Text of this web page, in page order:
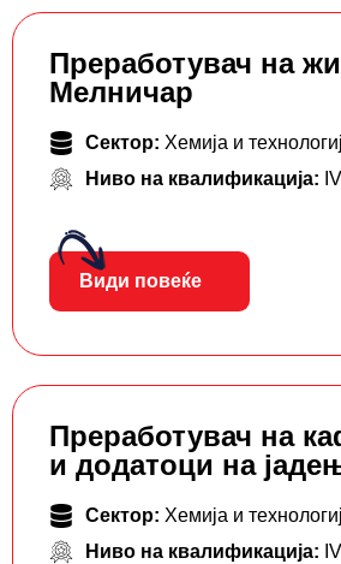
Преработувач на
Мелничар
Сектор: Хемија и
Ниво на квалификација: IV
Види повеќе
Преработувач на
и додатоци на
Сектор: Хемија и
Ниво на квалификација: IV